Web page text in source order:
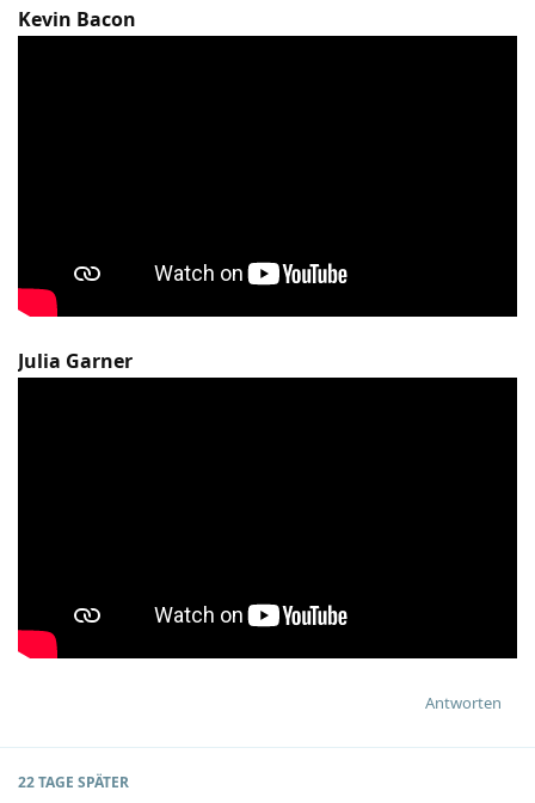
Kevin Bacon
Julia Garner
Antworten
22 TAGE SPÄTER